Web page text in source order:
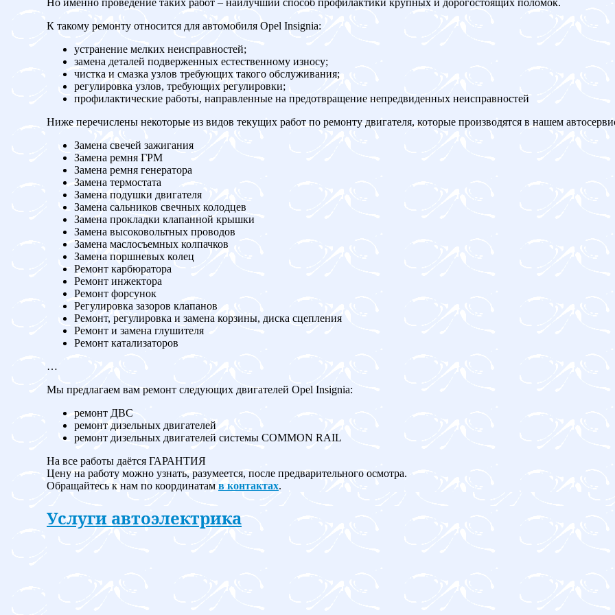
Но именно проведение таких работ – наилучший способ профилактики крупных и дорогостоящих поломок.
К такому ремонту относится для автомобиля Opel Insignia:
устранение мелких неисправностей;
замена деталей подверженных естественному износу;
чистка и смазка узлов требующих такого обслуживания;
регулировка узлов, требующих регулировки;
профилактические работы, направленные на предотвращение непредвиденных неисправностей
Ниже перечислены некоторые из видов текущих работ по ремонту двигателя, которые производятся в нашем
Замена свечей зажигания
Замена ремня ГРМ
Замена ремня генератора
Замена термостата
Замена подушки двигателя
Замена сальников свечных колодцев
Замена прокладки клапанной крышки
Замена высоковольтных проводов
Замена маслосъемных колпачков
Замена поршневых колец
Ремонт карбюратора
Ремонт инжектора
Ремонт форсунок
Регулировка зазоров клапанов
Ремонт, регулировка и замена корзины, диска сцепления
Ремонт и замена глушителя
Ремонт катализаторов
…
Мы предлагаем вам ремонт следующих двигателей Opel Insignia:
ремонт ДВС
ремонт дизельных двигателей
ремонт дизельных двигателей системы COMMON RAIL
На все работы даётся ГАРАНТИЯ
Цену на работу можно узнать, разумеется, после предварительного осмотра.
Обращайтесь к нам по координатам в контактах.
Услуги автоэлектрика